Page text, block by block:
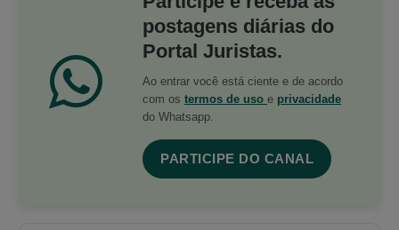
postagens diárias do
Portal Juristas.
Ao entrar você está ciente e de acordo
com os termos de uso e privacidade
do Whatsapp.
PARTICIPE DO CANAL